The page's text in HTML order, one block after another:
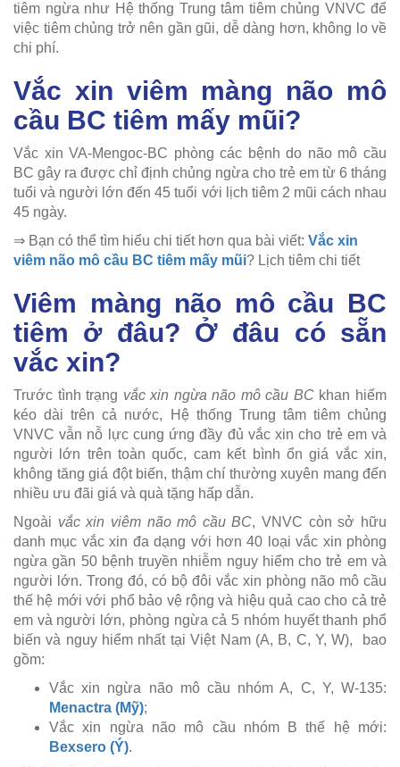
tiêm ngừa như Hệ thống Trung tâm tiêm chủng VNVC để
việc tiêm chủng trở nên gần gũi, dễ dàng hơn, không lo về
chi phí.
Vắc xin viêm màng não mô
cầu BC tiêm mấy mũi?
Vắc xin VA-Mengoc-BC phòng các bệnh do não mô cầu
BC gây ra được chỉ định chủng ngừa cho trẻ em từ 6 tháng
tuổi và người lớn đến 45 tuổi với lịch tiêm 2 mũi cách nhau
45 ngày.
⇒ Bạn có thể tìm hiểu chi tiết hơn qua bài viết: Vắc xin
viêm não mô cầu BC tiêm mấy mũi? Lịch tiêm chi tiết
Viêm màng não mô cầu BC
tiêm ở đâu? Ở đâu có sẵn
vắc xin?
Trước tình trạng vắc xin ngừa não mô cầu BCkhan hiếm
kéo dài trên cả nước, Hệ thống Trung tâm tiêm chủng
VNVC vẫn nỗ lực cung ứng đầy đủ vắc xin cho trẻ em và
người lớn trên toàn quốc, cam kết bình ổn giá vắc xin,
không tăng giá đột biến, thậm chí thường xuyên mang đến
nhiều ưu đãi giá và quà tặng hấp dẫn.
Ngoài vắc xin viêm não mô cầu BC, VNVC còn sở hữu
danh mục vắc xin đa dạng với hơn 40 loại vắc xin phòng
ngừa gần 50 bệnh truyền nhiễm nguy hiểm cho trẻ em và
người lớn. Trong đó, có bộ đôi vắc xin phòng não mô cầu
thế hệ mới với phổ bảo vệ rộng và hiệu quả cao cho cả trẻ
em và người lớn, phòng ngừa cả 5 nhóm huyết thanh phổ
biến và nguy hiểm nhất tại Việt Nam (A, B, C, Y, W), bao
gồm:
Vắc xin ngừa não mô cầu nhóm A, C, Y, W-135:
Menactra (Mỹ);
Vắc xin ngừa não mô cầu nhóm B thế hệ mới:
Bexsero (Ý).